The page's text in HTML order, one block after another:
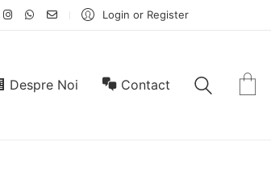
Login or Register
Despre Noi Contact